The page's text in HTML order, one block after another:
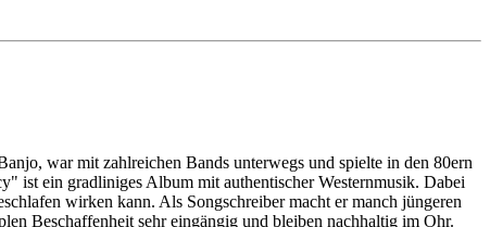
war mit zahlreichen Bands unterwegs und spielte in den 80ern
ist ein gradliniges Album mit authentischer Westernmusik. Dabei
wirken kann. Als Songschreiber macht er manch jüngeren
Beschaffenheit sehr eingängig und bleiben nachhaltig im Ohr.